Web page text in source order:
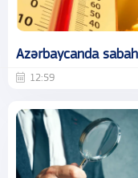
Azərbaycanda
12:59